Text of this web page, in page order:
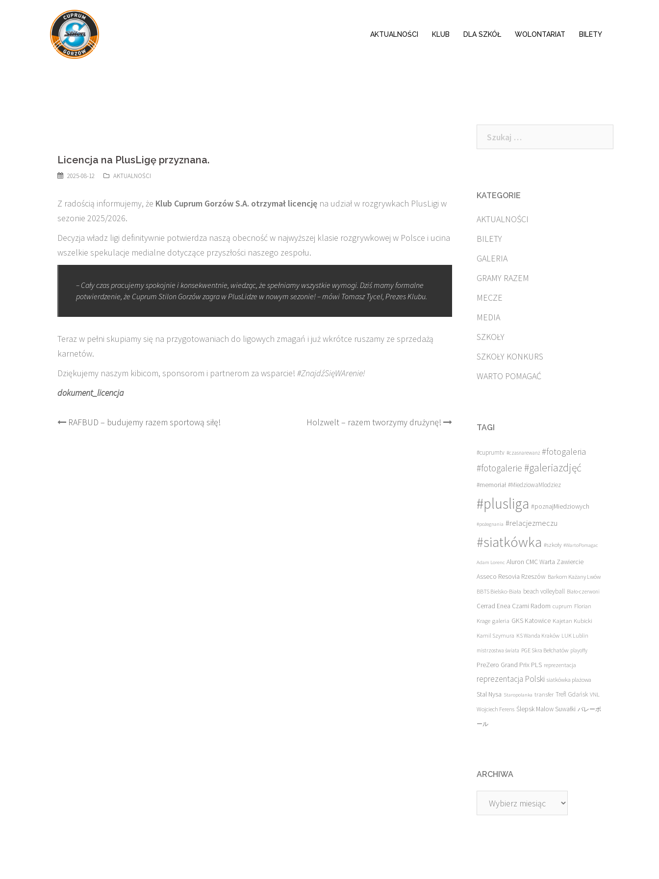
AKTUALNOŚCI KLUB DLA SZKÓŁ WOLONTARIAT BILETY
Licencja na PlusLigę przyznana.
2025-08-12 AKTUALNOŚCI
Z radością informujemy, że Klub Cuprum Gorzów S.A. otrzymał licencję na udział w rozgrywkach PlusLigi w
sezonie 2025/2026.
Decyzja władz ligi definitywnie potwierdza naszą obecność w najwyższej klasie rozgrywkowej w Polsce i ucina
wszelkie spekulacje medialne dotyczące przyszłości naszego zespołu.
– Cały czas pracujemy spokojnie i konsekwentnie, wiedząc, że spełniamy wszystkie wymogi. Dziś mamy formalne
potwierdzenie, że Cuprum Stilon Gorzów zagra w PlusLidze w nowym sezonie! – mówi Tomasz Tycel, Prezes Klubu.
Teraz w pełni skupiamy się na przygotowaniach do ligowych zmagań i już wkrótce ruszamy ze sprzedażą
karnetów.
Dziękujemy naszym kibicom, sponsorom i partnerom za wsparcie! #ZnajdźSięWArenie!
dokument_licencja
Post
RAFBUD – budujemy razem sportową siłę! Holzwelt – razem tworzymy drużynę!
Szukaj:
KATEGORIE
AKTUALNOŚCI
BILETY
GALERIA
GRAMY RAZEM
MECZE
MEDIA
SZKOŁY
SZKOŁY KONKURS
WARTO POMAGAĆ
TAGI
#cuprumtv #czasnarewanż #fotogaleria
#fotogalerie #galeriazdjęć
#memoriał #MiedziowaMlodziez
#plusliga #poznajMiedziowych
#pożegnania #relacjezmeczu
#siatkówka #szkoły #WartoPomagac
Adam Lorenc Aluron CMC Warta Zawiercie
Asseco Resovia Rzeszów Barkom Każany Lwów
BBTS Bielsko-Biała beach volleyball Biało-czerwoni
Cerrad Enea Czarni Radom cuprum Florian
Krage galeria GKS Katowice Kajetan Kubicki
Kamil Szymura KS Wanda Kraków LUK Lublin
mistrzostwa świata PGE Skra Bełchatów playoffy
PreZero Grand Prix PLS reprezentacja
reprezentacja Polski siatkówka plażowa
Stal Nysa Staropolanka transfer Trefl Gdańsk VNL
Wojciech Ferens Ślepsk Malow Suwałki バレーボ
ール
ARCHIWA
Archiwa